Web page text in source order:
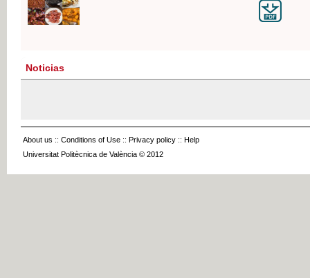
Noticias
About us :: Conditions of Use :: Privacy policy :: Help
Universitat Politècnica de València © 2012